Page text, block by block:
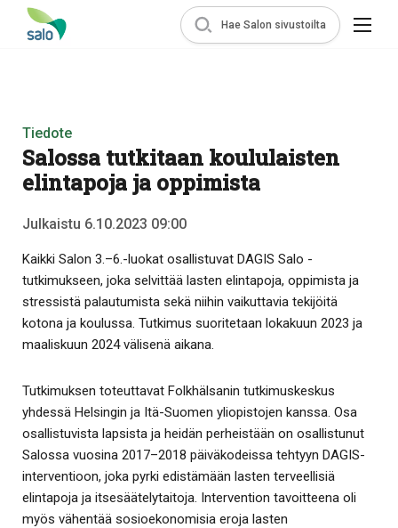
Hae Salon sivustoilta
Tiedote
Salossa tutkitaan koululaisten
elintapoja ja oppimista
Julkaistu 6.10.2023 09:00
Kaikki Salon 3.–6.-luokat osallistuvat DAGIS Salo -
tutkimukseen, joka selvittää lasten elintapoja, oppimista ja
stressistä palautumista sekä niihin vaikuttavia tekijöitä
kotona ja koulussa. Tutkimus suoritetaan lokakuun 2023 ja
maaliskuun 2024 välisenä aikana.
Tutkimuksen toteuttavat Folkhälsanin tutkimuskeskus
yhdessä Helsingin ja Itä-Suomen yliopistojen kanssa. Osa
osallistuvista lapsista ja heidän perheistään on osallistunut
Salossa vuosina 2017–2018 päiväkodeissa tehtyyn DAGIS-
interventioon, joka pyrki edistämään lasten terveellisiä
elintapoja ja itsesäätelytaitoja. Intervention tavoitteena oli
myös vähentää sosioekonomisia eroja lasten